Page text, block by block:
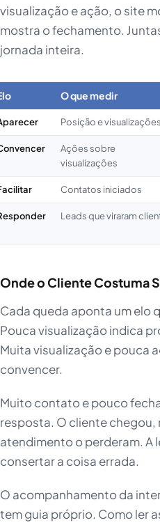
visualização e ação, o site
mostra o fechamento.
jornada inteira.
O que medir
Posição e visualizações
Ações sobre
visualizações
Contatos iniciados
Leads que viraram
Onde o Cliente Costuma
Cada queda aponta um elo
Pouca visualização indica
Muita visualização e pouca
convencer.
Muito contato e pouco
resposta. O cliente chegou,
atendimento o perderam. A
consertar a coisa errada.
O acompanhamento da
tem guia próprio. Como ler